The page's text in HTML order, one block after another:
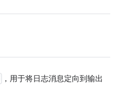
，用于将日志消息定向到输出